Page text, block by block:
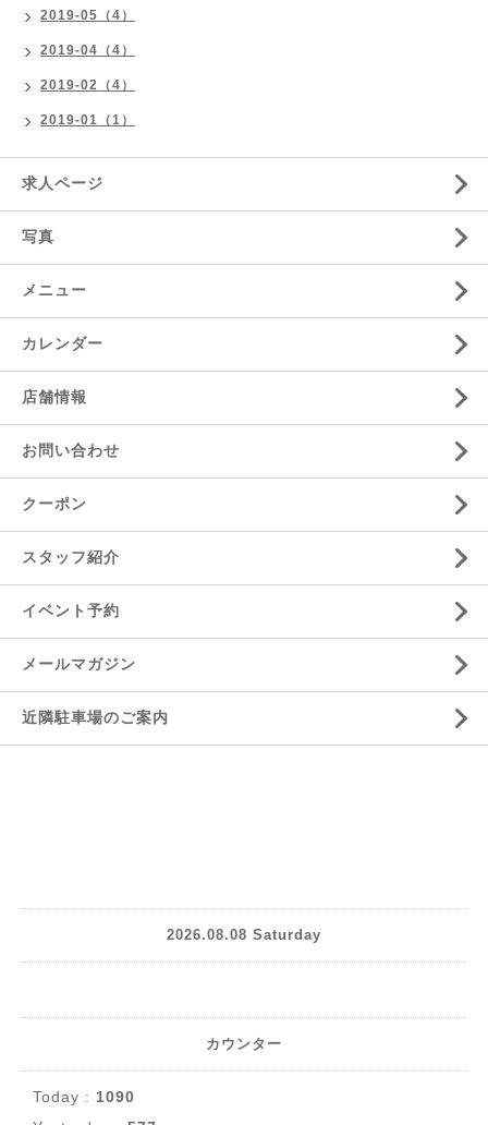
2019-05（4）
2019-04（4）
2019-02（4）
2019-01（1）
求人ページ
写真
メニュー
カレンダー
店舗情報
お問い合わせ
クーポン
スタッフ紹介
イベント予約
メールマガジン
近隣駐車場のご案内
2026.08.08 Saturday
カウンター
Today : 1090